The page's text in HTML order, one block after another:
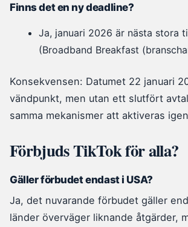
Finns det en ny deadline?
Ja, januari 2026 är nästa stora
(Broadband Breakfast
Konsekvensen: Datumet 22 januari
vändpunkt, men utan ett slutfört
samma mekanismer att aktiveras
Förbjuds TikTok för alla?
Gäller förbudet endast i USA?
Ja, det nuvarande förbudet gäller
länder överväger liknande åtgärder,